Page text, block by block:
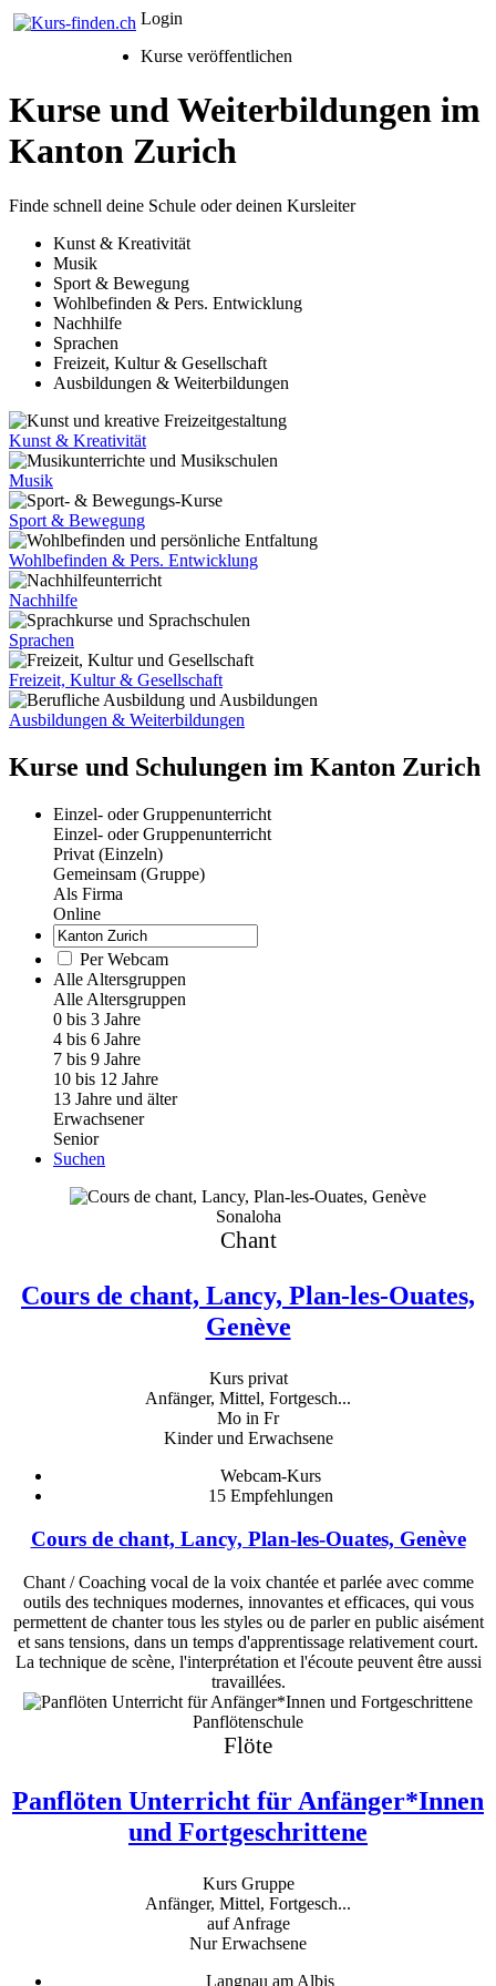
Login
Kurse veröffentlichen
Kurse und Weiterbildungen im
Kanton Zurich
Finde schnell deine Schule oder deinen Kursleiter
Kunst & Kreativität
Musik
Sport & Bewegung
Wohlbefinden & Pers. Entwicklung
Nachhilfe
Sprachen
Freizeit, Kultur & Gesellschaft
Ausbildungen & Weiterbildungen
Kunst & Kreativität
Musik
Sport & Bewegung
Wohlbefinden & Pers. Entwicklung
Nachhilfe
Sprachen
Freizeit, Kultur & Gesellschaft
Ausbildungen & Weiterbildungen
Kurse und Schulungen im Kanton Zurich
Einzel- oder Gruppenunterricht
Einzel- oder Gruppenunterricht
Privat (Einzeln)
Gemeinsam (Gruppe)
Als Firma
Online
Per Webcam
Alle Altersgruppen
Alle Altersgruppen
0 bis 3 Jahre
4 bis 6 Jahre
7 bis 9 Jahre
10 bis 12 Jahre
13 Jahre und älter
Erwachsener
Senior
Suchen
Sonaloha
Chant
Cours de chant, Lancy, Plan-les-Ouates,
Genève
Kurs privat
Anfänger, Mittel, Fortgesch...
Mo in Fr
Kinder und Erwachsene
Webcam-Kurs
15Empfehlungen
Cours de chant, Lancy, Plan-les-Ouates, Genève
Chant / Coaching vocal de la voix chantée et parlée avec comme
outils des techniques modernes, innovantes et efficaces, qui vous
permettent de chanter tous les styles ou de parler en public aisément
et sans tensions, dans un temps d'apprentissage relativement court.
La technique de scène, l'interprétation et l'écoute peuvent être aussi
travaillées.
Panflötenschule
Flöte
Panflöten Unterricht für Anfänger*Innen
und Fortgeschrittene
Kurs Gruppe
Anfänger, Mittel, Fortgesch...
auf Anfrage
Nur Erwachsene
Langnau am Albis